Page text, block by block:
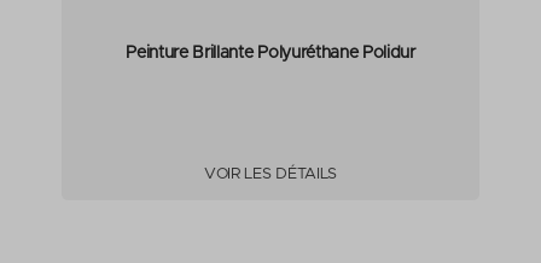
Peinture Brillante Polyuréthane Polidur
VOIR LES DÉTAILS